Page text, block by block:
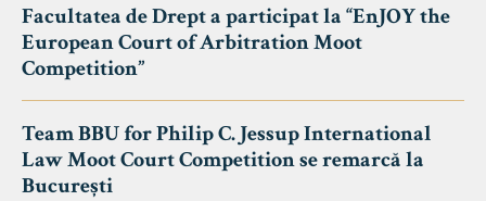
Facultatea de Drept a participat la “EnJOY the
European Court of Arbitration Moot
Competition”
Team BBU for Philip C. Jessup International
Law Moot Court Competition se remarcă la
București